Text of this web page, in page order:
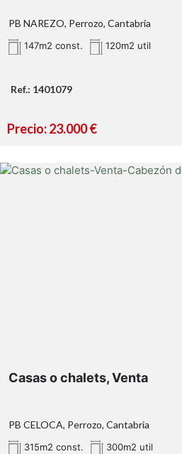
PB NAREZO, Perrozo, Cantabria
147m2 const. 120m2 util
Ref.: 1401079
Precio: 23.000 €
Casas o chalets, Venta
PB CELOCA, Perrozo, Cantabria
315m2 const. 300m2 util